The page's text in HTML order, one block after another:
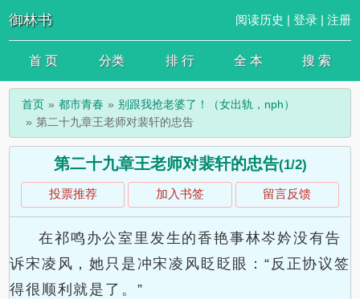
御林书 阅读历史 | 登录| 注册
首 页 分类 排 行 全 本 搜 索
首页 都市青春
别跟我抢老婆了！（女出轨，nph）
第二十九章王老师对裴轩的忠告
第二十九章王老师对裴轩的忠告(1/2)
投票推荐 加入书签 留言反馈
在祁鸣办公室里发生的香艳事林岑妗没有告
诉宋凌风，她只是冲宋凌风眨眨眼：“反正协议签
得很顺利就是了。”